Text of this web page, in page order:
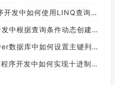
中元素的某个属性值在另外一个集合中存在的子集？
态创建LINQ的Where查询表达式的实现方案
中如何设置主键列为自增列？
十进制数字和十六进制间的相互转换呢？